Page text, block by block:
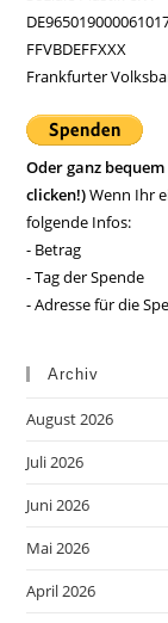
FFVBDEFFXXX
Frankfurter
Oder ganz
clicken!)Wenn Ihr
folgende Infos:
- Betrag
- Tag der Spende
- Adresse für die
Archiv
August 2026
Juli 2026
Juni 2026
Mai 2026
April 2026